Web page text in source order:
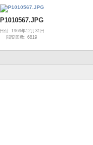
P1010567.JPG
日付: 1969年12月31日
閲覧回数: 6819